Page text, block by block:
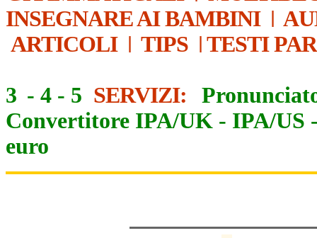
INSEGNARE AI BAMBINI|
ARTICOLI| TIPS | TESTI
3 - 4 - 5 SERVIZI:
Convertitore IPA/UK - IPA/US
euro